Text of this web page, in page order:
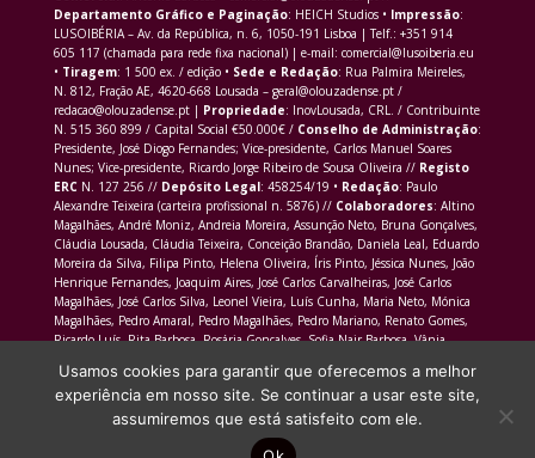
Departamento Gráfico e Paginação: HEICH Studios • Impressão:
LUSOIBÉRIA – Av. da República, n. 6, 1050-191 Lisboa | Telf.: +351 914
605 117 (chamada para rede fixa nacional) | e-mail: comercial@lusoiberia.eu
• Tiragem: 1 500 ex. / edição • Sede e Redação: Rua Palmira Meireles,
N. 812, Fração AE, 4620-668 Lousada – geral@olouzadense.pt /
redacao@olouzadense.pt | Propriedade: InovLousada, CRL. / Contribuinte
N. 515 360 899 / Capital Social €50.000€ / Conselho de Administração:
Presidente, José Diogo Fernandes; Vice-presidente, Carlos Manuel Soares
Nunes; Vice-presidente, Ricardo Jorge Ribeiro de Sousa Oliveira // Registo
ERCN. 127 256 // Depósito Legal: 458254/19 • Redação: Paulo
Alexandre Teixeira (carteira profissional n. 5876) // Colaboradores: Altino
Magalhães, André Moniz, Andreia Moreira, Assunção Neto, Bruna Gonçalves,
Cláudia Lousada, Cláudia Teixeira, Conceição Brandão, Daniela Leal, Eduardo
Moreira da Silva, Filipa Pinto, Helena Oliveira, Íris Pinto, Jéssica Nunes, João
Henrique Fernandes, Joaquim Aires, José Carlos Carvalheiras, José Carlos
Magalhães, José Carlos Silva, Leonel Vieira, Luís Cunha, Maria Neto, Mónica
Magalhães, Pedro Amaral, Pedro Magalhães, Pedro Mariano, Renato Gomes,
Ricardo Luís, Rita Barbosa, Rosária Gonçalves, Sofia Nair Barbosa, Vânia
Usamos cookies para garantir que oferecemos a melhor
experiência em nosso site. Se continuar a usar este site,
assumiremos que está satisfeito com ele.